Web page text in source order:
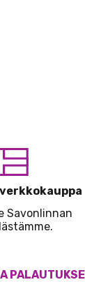
Savonlinnan